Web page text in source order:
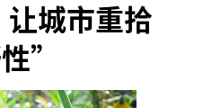
让城市重拾
”